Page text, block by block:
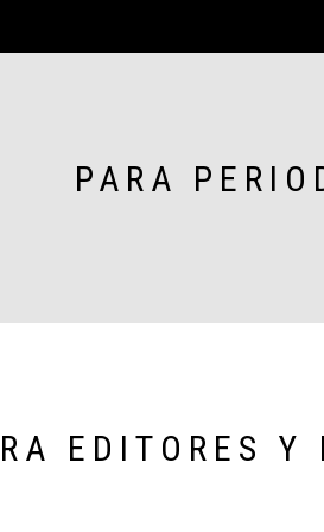
PARA
EDITORES Y